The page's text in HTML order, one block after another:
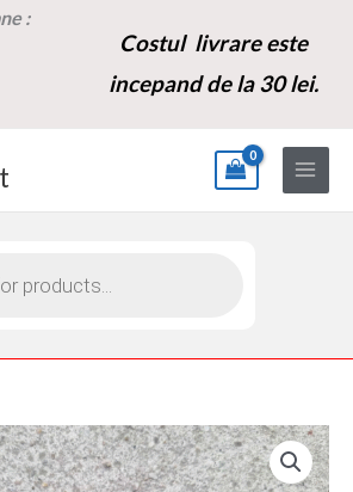
:
Costul livrare este
incepand de la 30 lei.
Prețul